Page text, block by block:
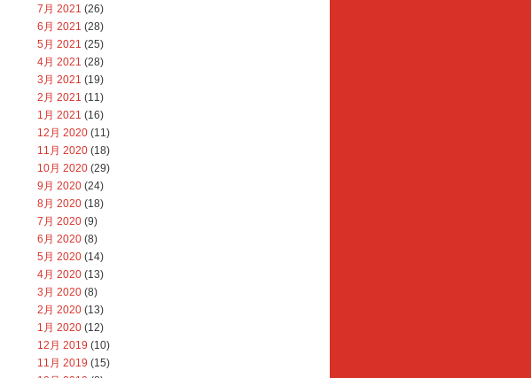
7月 2021 (26)
6月 2021 (28)
5月 2021 (25)
4月 2021 (28)
3月 2021 (19)
2月 2021 (11)
1月 2021 (16)
12月 2020 (11)
11月 2020 (18)
10月 2020 (29)
9月 2020 (24)
8月 2020 (18)
7月 2020 (9)
6月 2020 (8)
5月 2020 (14)
4月 2020 (13)
3月 2020 (8)
2月 2020 (13)
1月 2020 (12)
12月 2019 (10)
11月 2019 (15)